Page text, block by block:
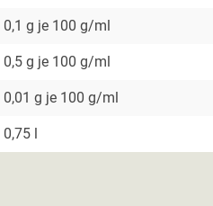
0,1 g je 100 g/ml
0,5 g je 100 g/ml
0,01 g je 100 g/ml
0,75 l